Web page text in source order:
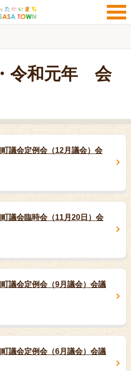
健康・福祉・介護
リンク集
令和元年 会
議会定例会（12月議会）会
議会臨時会（11月20日）会
議会定例会（9月議会）会議
議会定例会（6月議会）会議